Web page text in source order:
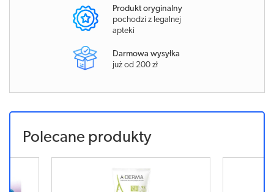
Produkt oryginalny
pochodzi z legalnej
apteki
Darmowa wysyłka
już od 200 zł
Polecane produkty